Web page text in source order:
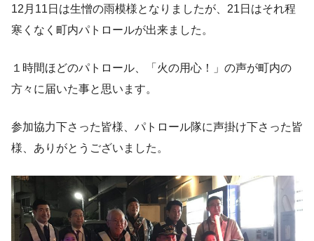
12月11日は生憎の雨模様となりましたが、21日はそれ程
寒くなく町内パトロールが出来ました。
１時間ほどのパトロール、「火の用心！」の声が町内の
方々に届いた事と思います。
参加協力下さった皆様、パトロール隊に声掛け下さった皆
様、ありがとうございました。